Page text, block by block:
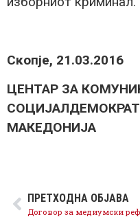
Скопје, 21.03.2016
ЦЕНТАР ЗА
МАКЕДОНИЈА
ПРЕТХОДНА ОБЈАВА